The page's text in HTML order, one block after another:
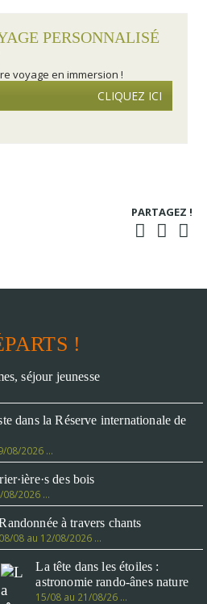
PERSONNALISÉ
voyage en immersion !
CLIQUEZ ICI
PARTAGEZ !
!
séjour jeunesse
dans la Réserve internationale de
08/2026 …
des bois
08/2026 …
à travers chants
08/08 au 12/08/2026 …
La tête dans les étoiles :
astronomie rando-ânes nature
15/08 au 21/08/26 …